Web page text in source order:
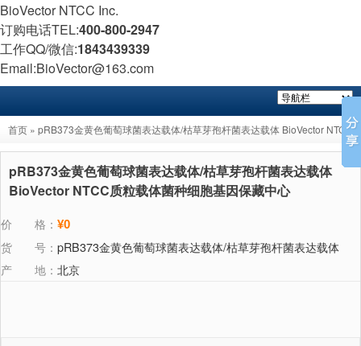
BioVector NTCC Inc.
订购电话TEL:400-800-2947
工作QQ/微信:1843439339
Email:BioVector@163.com
首页 » pRB373金黄色葡萄球菌表达载体/枯草芽孢杆菌表达载体 BioVector NTCC
质粒载体菌种细胞基因保藏中心
pRB373金黄色葡萄球菌表达载体/枯草芽孢杆菌表达载体
BioVector NTCC质粒载体菌种细胞基因保藏中心
价 格： ¥0
货 号： pRB373金黄色葡萄球菌表达载体/枯草芽孢杆菌表达载体
产 地： 北京